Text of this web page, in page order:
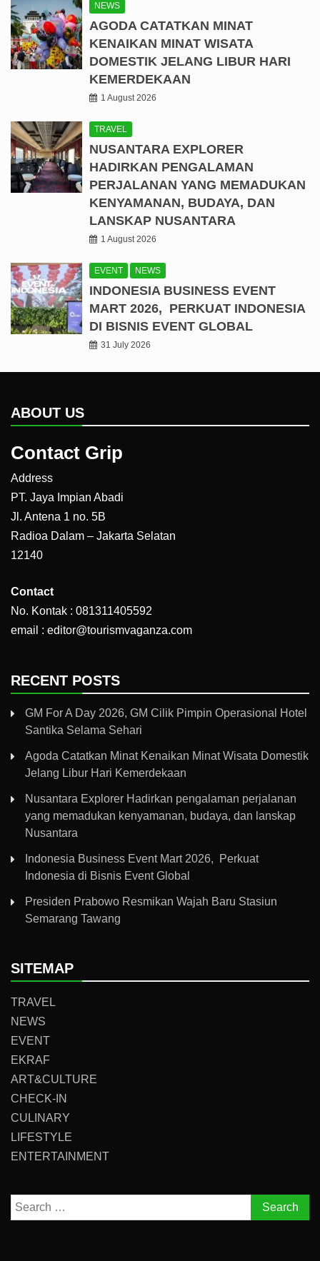
NEWS
AGODA CATATKAN MINAT
KENAIKAN MINAT WISATA
DOMESTIK JELANG LIBUR HARI
KEMERDEKAAN
1 August 2026
TRAVEL
NUSANTARA EXPLORER
HADIRKAN PENGALAMAN
PERJALANAN YANG MEMADUKAN
KENYAMANAN, BUDAYA, DAN
LANSKAP NUSANTARA
1 August 2026
EVENT NEWS
INDONESIA BUSINESS EVENT
MART 2026, PERKUAT INDONESIA
DI BISNIS EVENT GLOBAL
31 July 2026
ABOUT US
Contact Grip
Address
PT. Jaya Impian Abadi
Jl. Antena 1 no. 5B
Radioa Dalam – Jakarta Selatan
12140
Contact
No. Kontak : 081311405592
email : editor@tourismvaganza.com
RECENT POSTS
GM For A Day 2026, GM Cilik Pimpin Operasional Hotel
Santika Selama Sehari
Agoda Catatkan Minat Kenaikan Minat Wisata Domestik
Jelang Libur Hari Kemerdekaan
Nusantara Explorer Hadirkan pengalaman perjalanan
yang memadukan kenyamanan, budaya, dan lanskap
Nusantara
Indonesia Business Event Mart 2026, Perkuat
Indonesia di Bisnis Event Global
Presiden Prabowo Resmikan Wajah Baru Stasiun
Semarang Tawang
SITEMAP
TRAVEL
NEWS
EVENT
EKRAF
ART&CULTURE
CHECK-IN
CULINARY
LIFESTYLE
ENTERTAINMENT
Search
for: